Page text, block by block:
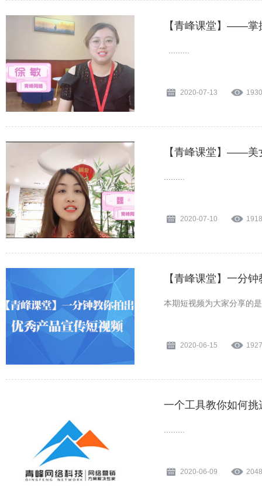
【青峰课堂】——掌
2020-07-13
【青峰课堂】——美
2020-07-10
【青峰课堂】一分
本期短视频为大家分享的
2020-06-15
一个工具教你如何
2020-06-09